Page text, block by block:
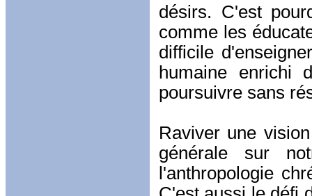
désirs. C'est
comme les
difficile
humaine
poursuivre sans
Raviver une
générale sur
l'anthropologie